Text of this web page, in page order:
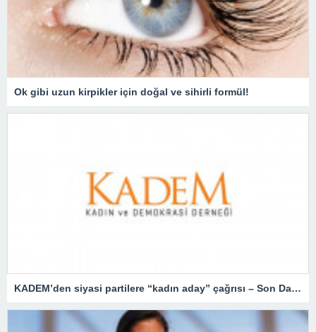
Ok gibi uzun kirpikler için doğal ve sihirli formül!
KADEM’den siyasi partilere “kadın aday” çağrısı – Son Dakika Türkiye Haberleri